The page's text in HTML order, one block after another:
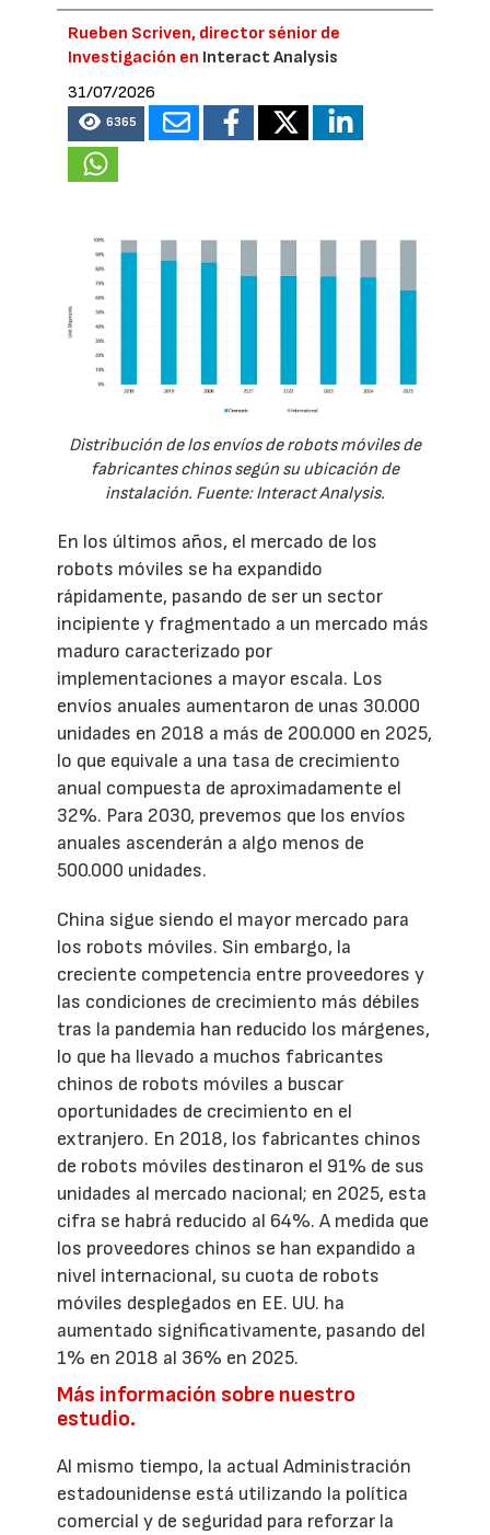
Rueben Scriven, director sénior de
Investigación en Interact Analysis
31/07/2026
6365
Distribución de los envíos de robots móviles de
fabricantes chinos según su ubicación de
instalación. Fuente: Interact Analysis.
En los últimos años, el mercado de los
robots móviles se ha expandido
rápidamente, pasando de ser un sector
incipiente y fragmentado a un mercado más
maduro caracterizado por
implementaciones a mayor escala. Los
envíos anuales aumentaron de unas 30.000
unidades en 2018 a más de 200.000 en 2025,
lo que equivale a una tasa de crecimiento
anual compuesta de aproximadamente el
32%. Para 2030, prevemos que los envíos
anuales ascenderán a algo menos de
500.000 unidades.
China sigue siendo el mayor mercado para
los robots móviles. Sin embargo, la
creciente competencia entre proveedores y
las condiciones de crecimiento más débiles
tras la pandemia han reducido los márgenes,
lo que ha llevado a muchos fabricantes
chinos de robots móviles a buscar
oportunidades de crecimiento en el
extranjero. En 2018, los fabricantes chinos
de robots móviles destinaron el 91% de sus
unidades al mercado nacional; en 2025, esta
cifra se habrá reducido al 64%. A medida que
los proveedores chinos se han expandido a
nivel internacional, su cuota de robots
móviles desplegados en EE. UU. ha
aumentado significativamente, pasando del
1% en 2018 al 36% en 2025.
Más información sobre nuestro
estudio.
Al mismo tiempo, la actual Administración
estadounidense está utilizando la política
comercial y de seguridad para reforzar la